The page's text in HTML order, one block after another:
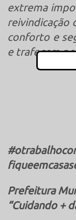
extrema
reivindicação
conforto e
e trafegam
#
Prefeitura
“Cuidando +